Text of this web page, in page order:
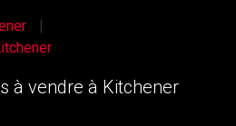
à vendre à Kitchener